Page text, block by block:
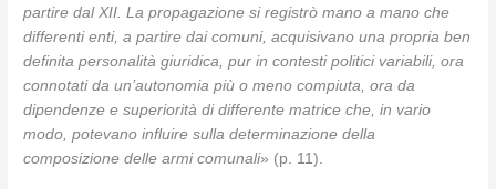
partire dal XII. La propagazione si registrò mano a mano che
differenti enti, a partire dai comuni, acquisivano una propria ben
definita personalità giuridica, pur in contesti politici variabili, ora
connotati da un’autonomia più o meno compiuta, ora da
dipendenze e superiorità di differente matrice che, in vario
modo, potevano influire sulla determinazione della
composizione delle armi comunali» (p. 11).